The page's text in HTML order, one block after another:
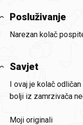
Posluživanje
Narezan kolač
Savjet
I ovaj je kolač
bolji iz zamrzivača
Moji originali